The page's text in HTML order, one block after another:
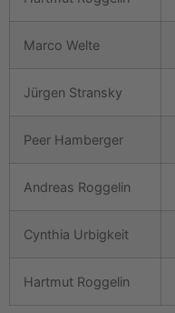
Marco Welte
Jürgen Stransky
Peer Hamberger
Andreas Roggelin
Cynthia Urbigkeit
Hartmut Roggelin